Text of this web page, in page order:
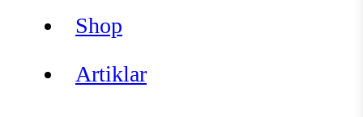
Shop
Artiklar